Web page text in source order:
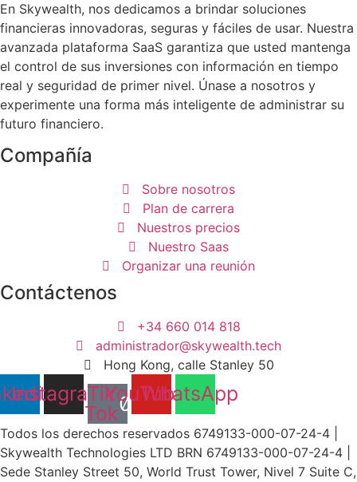
En Skywealth, nos dedicamos a brindar soluciones
financieras innovadoras, seguras y fáciles de usar. Nuestra
avanzada plataforma SaaS garantiza que usted mantenga
el control de sus inversiones con información en tiempo
real y seguridad de primer nivel. Únase a nosotros y
experimente una forma más inteligente de administrar su
futuro financiero.
Compañía
Sobre nosotros
Plan de carrera
Nuestros precios
Nuestro Saas
Organizar una reunión
Contáctenos
+34 660 014 818
administrador@skywealth.tech
Hong Kong, calle Stanley 50
Instagram
Tik
Tok
YouTube
WhatsApp
Todos los derechos reservados 6749133-000-07-24-4 |
Skywealth Technologies LTD BRN 6749133-000-07-24-4 |
Sede Stanley Street 50, World Trust Tower, Nivel 7 Suite C,